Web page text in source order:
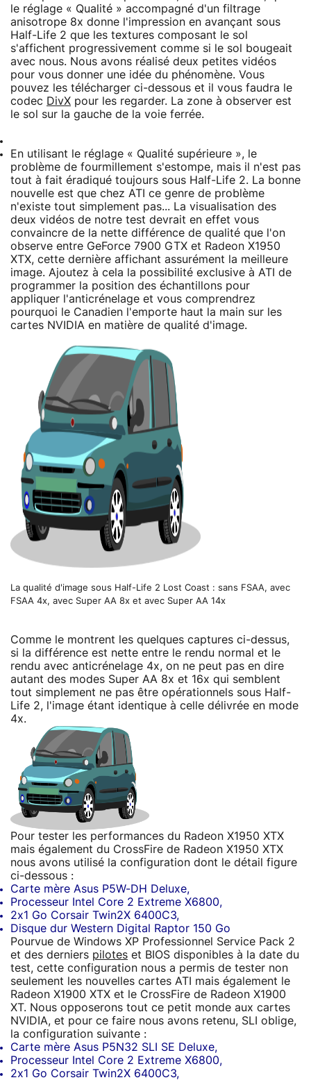
le réglage « Qualité » accompagné d'un filtrage
anisotrope 8x donne l'impression en avançant sous
Half-Life 2 que les textures composant le sol
s'affichent progressivement comme si le sol bougeait
avec nous. Nous avons réalisé deux petites vidéos
pour vous donner une idée du phénomène. Vous
pouvez les télécharger ci-dessous et il vous faudra le
codec DivX pour les regarder. La zone à observer est
le sol sur la gauche de la voie ferrée.
En utilisant le réglage « Qualité supérieure », le
problème de fourmillement s'estompe, mais il n'est pas
tout à fait éradiqué toujours sous Half-Life 2. La bonne
nouvelle est que chez ATI ce genre de problème
n'existe tout simplement pas... La visualisation des
deux vidéos de notre test devrait en effet vous
convaincre de la nette différence de qualité que l'on
observe entre GeForce 7900 GTX et Radeon X1950
XTX, cette dernière affichant assurément la meilleure
image. Ajoutez à cela la possibilité exclusive à ATI de
programmer la position des échantillons pour
appliquer l'anticrénelage et vous comprendrez
pourquoi le Canadien l'emporte haut la main sur les
cartes NVIDIA en matière de qualité d'image.
La qualité d'image sous Half-Life 2 Lost Coast : sans FSAA, avec
FSAA 4x, avec Super AA 8x et avec Super AA 14x
Comme le montrent les quelques captures ci-dessus,
si la différence est nette entre le rendu normal et le
rendu avec anticrénelage 4x, on ne peut pas en dire
autant des modes Super AA 8x et 16x qui semblent
tout simplement ne pas être opérationnels sous Half-
Life 2, l'image étant identique à celle délivrée en mode
4x.
Pour tester les performances du Radeon X1950 XTX
mais également du CrossFire de Radeon X1950 XTX
nous avons utilisé la configuration dont le détail figure
ci-dessous :
Carte mère Asus P5W-DH Deluxe,
Processeur Intel Core 2 Extreme X6800,
2x1 Go Corsair Twin2X 6400C3,
Disque dur Western Digital Raptor 150 Go
Pourvue de Windows XP Professionnel Service Pack 2
et des derniers pilotes et BIOS disponibles à la date du
test, cette configuration nous a permis de tester non
seulement les nouvelles cartes ATI mais également le
Radeon X1900 XTX et le CrossFire de Radeon X1900
XT. Nous opposerons tout ce petit monde aux cartes
NVIDIA, et pour ce faire nous avons retenu, SLI oblige,
la configuration suivante :
Carte mère Asus P5N32 SLI SE Deluxe,
Processeur Intel Core 2 Extreme X6800,
2x1 Go Corsair Twin2X 6400C3,